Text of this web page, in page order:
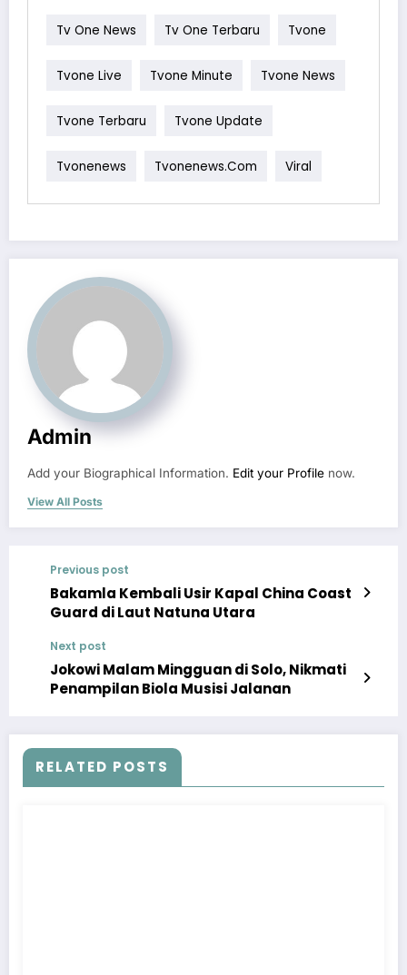
Tv One News Tv One Terbaru Tvone
Tvone Live Tvone Minute Tvone News
Tvone Terbaru Tvone Update
Tvonenews Tvonenews.com Viral
Admin
Add your Biographical Information. Edit your Profile now.
View All Posts
Previous post
Bakamla Kembali Usir Kapal China Coast
Guard di Laut Natuna Utara
Next post
Jokowi Malam Mingguan di Solo, Nikmati
Penampilan Biola Musisi Jalanan
RELATED POSTS